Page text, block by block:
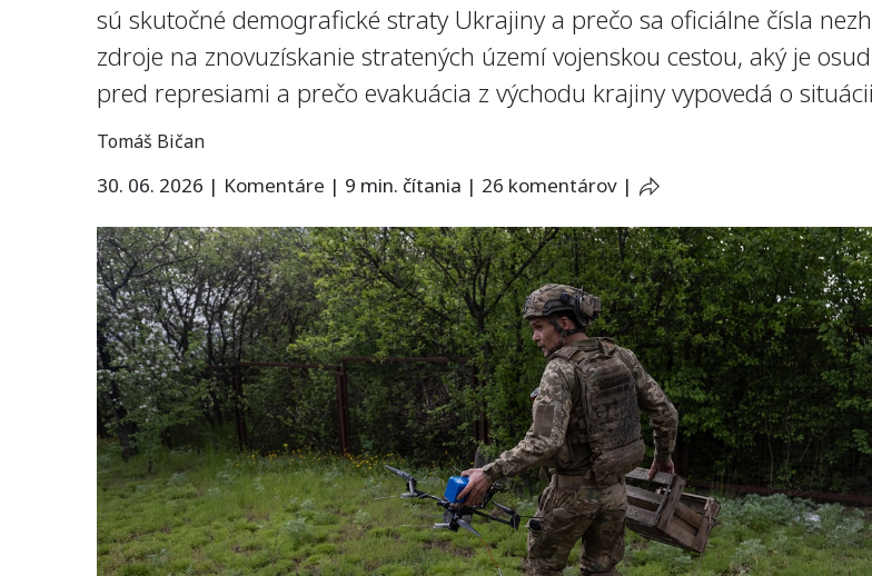
sú skutočné demografické straty Ukrajiny a prečo sa oficiálne čísla
zdroje na znovuzískanie stratených území vojenskou cestou, aký je
pred represiami a prečo evakuácia z východu krajiny vypovedá o
Tomáš Bičan
30. 06. 2026 | Komentáre | 9 min. čítania | 26 komentárov |